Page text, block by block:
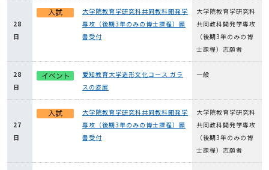
28
日
大学院教育学研究科共同教科開発学
専攻（後期3年のみの博士課程）願
書受付
大学院教育学研究科
共同教科開発学専攻
（後期3年のみの博
士課程）志願者
28
日
愛知教育大学造形文化コース ガラ
スの姿展
一般
27
日
大学院教育学研究科共同教科開発学
専攻（後期3年のみの博士課程）願
書受付
大学院教育学研究科
共同教科開発学専攻
（後期3年のみの博
士課程）志願者